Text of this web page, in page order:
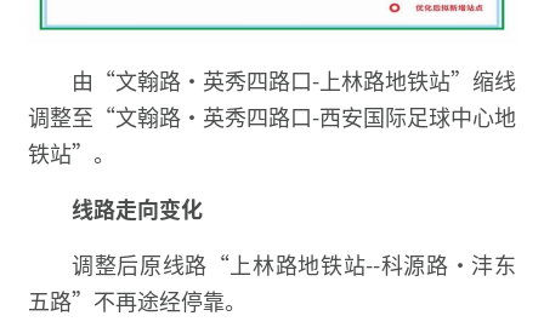
由“文翰路·英秀四路口-上林路地铁站”缩线
调整至“文翰路·英秀四路口-西安国际足球中心地
铁站”。
线路走向变化
调整后原线路“上林路地铁站--科源路·沣东
五路”不再途经停靠。